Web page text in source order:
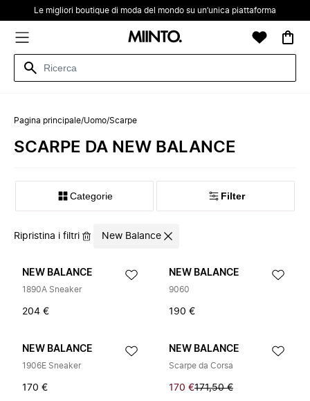
Le migliori boutique di moda del mondo su un’unica piattaforma
Pagina principale/Uomo/Scarpe
SCARPE DA NEW BALANCE
Categorie Filter
Ripristina i filtri New Balance
NEW BALANCE
1890A Sneaker
204 €
NEW BALANCE
9060
190 €
NEW BALANCE
1906E Sneaker
170 €
NEW BALANCE
Scarpe da Corsa
170 €171,50 €